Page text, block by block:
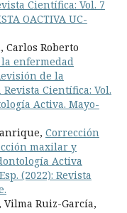
Científica: Vol. 7
OACTIVA UC-
Carlos Roberto
enfermedad
de la
Científica: Vol.
Activa. Mayo-
Corrección
maxilar y
Activa
(2022): Revista
Ruiz-García,